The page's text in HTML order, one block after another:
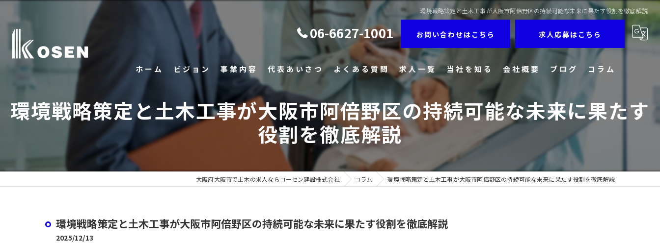
環境戦略策定と土木工事が大阪市阿倍野区の持続可能な未来に果たす役割を徹底解説
06-6627-1001 お問い合わせはこちら 求人応募はこちら
ホーム ビジョン 事業内容 代表あいさつ よくある質問 求人一覧 当社を知る
経験者
未経験者
正社員
会社概要 ブログ コラム
環境戦略策定と土木工事が大阪市阿倍野区の持続可能な未来に果たす
役割を徹底解説
大阪府大阪市で土木の求人ならコーセン建設株式会社 コラム 環境戦略策定と土木工事が大阪市阿倍野区の持続可能な未来に果たす役割を徹底解説
環境戦略策定と土木工事が大阪市阿倍野区の持続可能な未来に果たす役割を徹底解説
2025/12/13